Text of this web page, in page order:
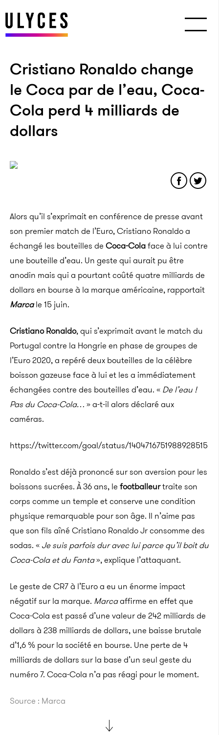
Cristiano Ronaldo change
le Coca par de l’eau, Coca-
Cola perd 4 milliards de
dollars
Alors qu’il s’exprimait en conférence de presse avant
son premier match de l’Euro, Cristiano Ronaldo a
échangé les bouteilles de Coca-Colaface à lui contre
une bouteille d’eau. Un geste qui aurait pu être
anodin mais qui a pourtant coûté quatre milliards de
dollars en bourse à la marque américaine, rapportait
Marcale 15 juin.
Cristiano Ronaldo, qui s’exprimait avant le match du
Portugal contre la Hongrie en phase de groupes de
l’Euro 2020, a repéré deux bouteilles de la célèbre
boisson gazeuse face à lui et les a immédiatement
échangées contre des bouteilles d’eau. « De l’eau !
Pas du Coca-Cola… » a-t-il alors déclaré aux
caméras.
https://twitter.com/goal/status/1404716751988928515
Ronaldo s’est déjà prononcé sur son aversion pour les
boissons sucrées. À 36 ans, le footballeurtraite son
corps comme un temple et conserve une condition
physique remarquable pour son âge. Il n’aime pas
que son fils aîné Cristiano Ronaldo Jr consomme des
sodas. « Je suis parfois dur avec lui parce qu’il boit du
Coca-Cola et du Fanta», explique l’attaquant.
Le geste de CR7 à l’Euro a eu un énorme impact
négatif sur la marque. Marcaaffirme en effet que
Coca-Cola est passé d’une valeur de 242 milliards de
dollars à 238 milliards de dollars, une baisse brutale
d’1,6 % pour la société en bourse. Une perte de 4
milliards de dollars sur la base d’un seul geste du
numéro 7. Coca-Cola n’a pas réagi pour le moment.
Source : Marca